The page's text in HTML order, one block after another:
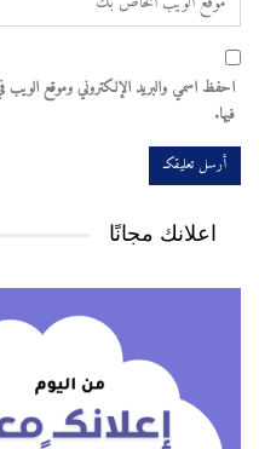
احفظ اسمي والبريد الإلكتروني وموقع الويب
فيها.
اعلانك مجانًا